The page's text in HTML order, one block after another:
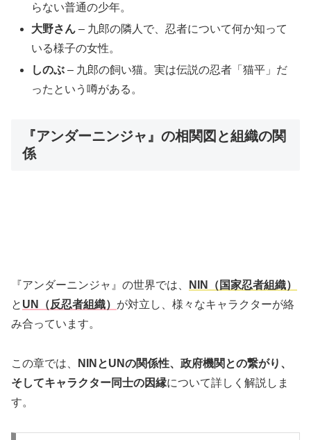
らない普通の少年。
大野さん – 九郎の隣人で、忍者について何か知って
いる様子の女性。
しのぶ – 九郎の飼い猫。実は伝説の忍者「猫平」だ
ったという噂がある。
『アンダーニンジャ』の相関図と組織の関
係
『アンダーニンジャ』の世界では、
NIN（国家忍者組織）
と UN（反忍者組織） が対立し、様々なキャラクターが絡
み合っています。
この章では、
NINとUNの関係性、政府機関との繋がり、
そしてキャラクター同士の因縁について詳しく解説しま
す。